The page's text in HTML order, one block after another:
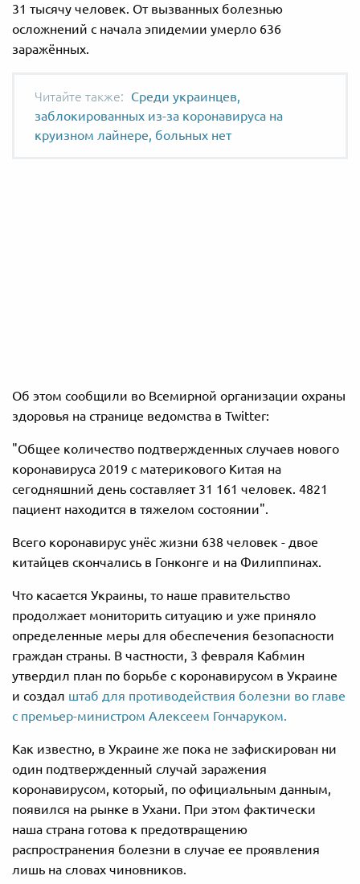
31 тысячу человек. От вызванных болезнью
осложнений с начала эпидемии умерло 636
заражённых.
Среди украинцев,
заблокированных из-за коронавируса на
круизном лайнере, больных нет
Об этом сообщили во Всемирной организации охраны
здоровья на странице ведомства в Twitter:
"Общее количество подтвержденных случаев нового
коронавируса 2019 с материкового Китая на
сегодняшний день составляет 31 161 человек. 4821
пациент находится в тяжелом состоянии".
Всего коронавирус унёс жизни 638 человек - двое
китайцев скончались в Гонконге и на Филиппинах.
Что касается Украины, то наше правительство
продолжает мониторить ситуацию и уже приняло
определенные меры для обеспечения безопасности
граждан страны. В частности, 3 февраля Кабмин
утвердил план по борьбе с коронавирусом в Украине
и создал штаб для противодействия болезни во главе
с премьер-министром Алексеем Гончаруком.
Как известно, в Украине же пока не зафискирован ни
один подтвержденный случай заражения
коронавирусом, который, по официальным данным,
появился на рынке в Ухани. При этом фактически
наша страна готова к предотвращению
распространения болезни в случае ее проявления
лишь на словах чиновников.